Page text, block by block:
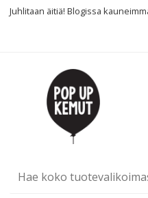
Juhlitaan äitiä! Blogissa